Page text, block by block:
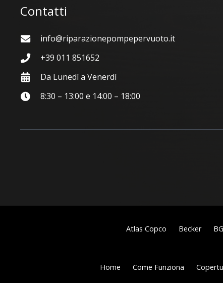
Contatti
info@riparazionepompepervuoto.it
+39 011 851652
Da Lunedì a Venerdì
8:30 – 13:00 e 14:00 – 18:00
Atlas Copco Becker
Home Come Funziona